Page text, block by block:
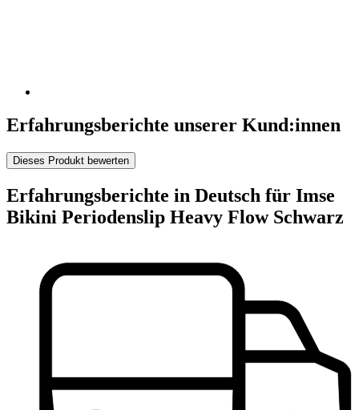
Erfahrungsberichte unserer Kund:innen
Dieses Produkt bewerten
Erfahrungsberichte in Deutsch für Imse
Bikini Periodenslip Heavy Flow Schwarz